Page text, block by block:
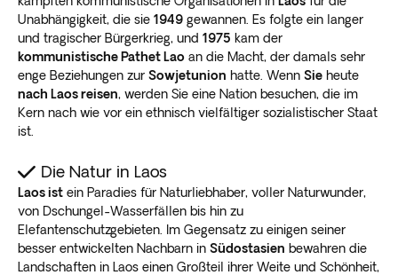
Unabhängigkeit, die sie 1949 gewannen. Es folgte ein langer
und tragischer Bürgerkrieg, und 1975 kam der
kommunistische Pathet Lao an die Macht, der damals sehr
enge Beziehungen zur Sowjetunion hatte. Wenn Sie heute
nach Laos reisen, werden Sie eine Nation besuchen, die im
Kern nach wie vor ein ethnisch vielfältiger sozialistischer Staat
ist.
Die Natur in Laos
Laos ist ein Paradies für Naturliebhaber, voller Naturwunder,
von Dschungel-Wasserfällen bis hin zu
Elefantenschutzgebieten. Im Gegensatz zu einigen seiner
besser entwickelten Nachbarn in Südostasien bewahren die
Landschaften in Laos einen Großteil ihrer Weite und Schönheit,